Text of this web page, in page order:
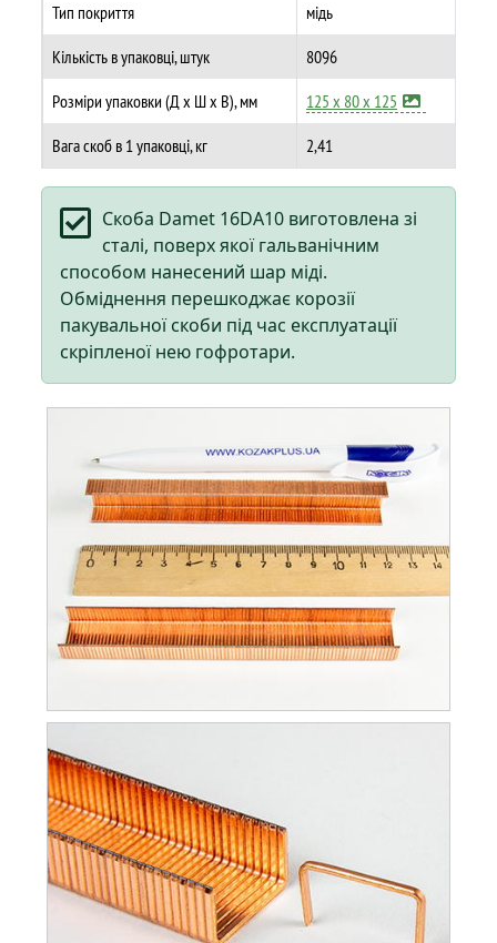
Тип покриття
мідь
Кількість в упаковці, штук
8096
Розміри упаковки (Д х Ш х В), мм
125 х 80 х 125
Вага скоб в 1 упаковці, кг
2,41
Скоба Damet 16DA10 виготовлена зі
сталі, поверх якої гальванічним
способом нанесений шар міді.
Обміднення перешкоджає корозії
пакувальної скоби під час експлуатації
скріпленої нею гофротари.